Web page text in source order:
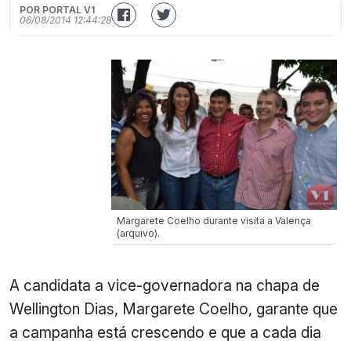
POR PORTAL V1
06/08/2014 12:44:28
Margarete Coelho durante visita a Valença
(arquivo).
A candidata a vice-governadora na chapa de
Wellington Dias, Margarete Coelho, garante que
a campanha está crescendo e que a cada dia